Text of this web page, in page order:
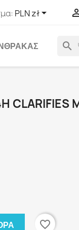
PLN zł
search
CLARIFIES
favorite_border